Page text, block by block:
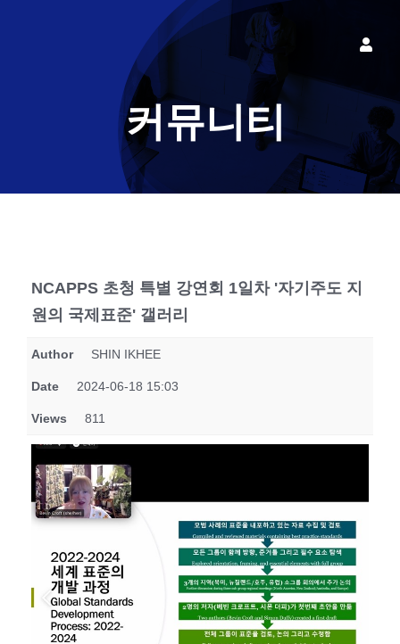
Toggle
커뮤니티
NCAPPS 초청 특별 강연회 1일차 '자기주도 지
원의 국제표준' 갤러리
Author SHIN IKHEE
Date 2024-06-18 15:03
Views 811